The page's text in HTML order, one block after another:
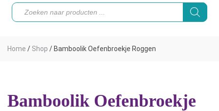
Toebehoren
Onze merken
Producten
zoeken
Home / Shop / Bamboolik Oefenbroekje Roggen
Bamboolik Oefenbroekje